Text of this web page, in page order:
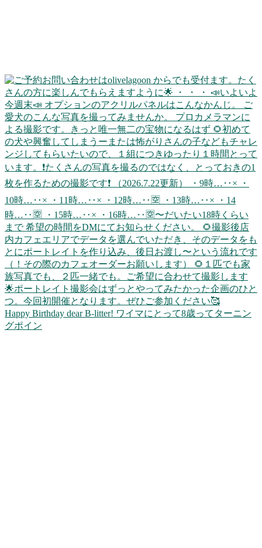
Happy Birthday dear B-litter! ワイマにとって8歳ってターニン
グポイン